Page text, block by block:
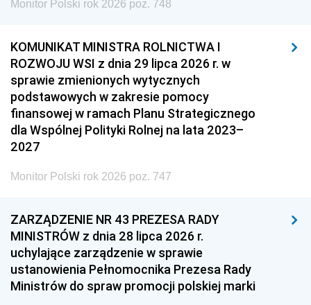
Monitor Polski rok 2026 poz. 748
KOMUNIKAT MINISTRA ROLNICTWA I
ROZWOJU WSI z dnia 29 lipca 2026 r. w
sprawie zmienionych wytycznych
podstawowych w zakresie pomocy
finansowej w ramach Planu Strategicznego
dla Wspólnej Polityki Rolnej na lata 2023–
2027
Monitor Polski rok 2026 poz. 747
ZARZĄDZENIE NR 43 PREZESA RADY
MINISTRÓW z dnia 28 lipca 2026 r.
uchylające zarządzenie w sprawie
ustanowienia Pełnomocnika Prezesa Rady
Ministrów do spraw promocji polskiej marki